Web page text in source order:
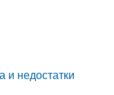
недостатки